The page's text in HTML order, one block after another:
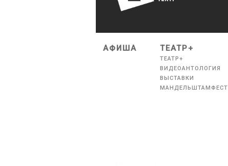
АФИША ТЕАТР+
ТЕАТР+
ВИДЕОАНТОЛОГИЯ
ВЫСТАВКИ
МАНДЕЛЬШТАМФЕСТ